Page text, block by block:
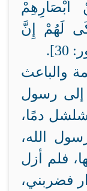
أَبْصَارِهِمْ
لَهُمْ إِنَّ
والباعث
إلى رسول
دمًا،
الله،
فلم أزل
فضربني،